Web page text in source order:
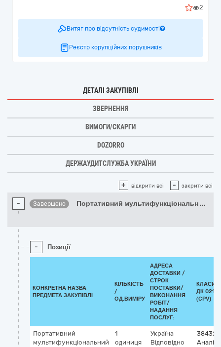
2
Витяг про відсутність судимості
Реєстр корупційних порушників
ДЕТАЛІ ЗАКУПІВЛІ
ЗВЕРНЕННЯ
ВИМОГИ/СКАРГИ
DOZORRO
ДЕРЖАУДИТСЛУЖБА УКРАЇНИ
+ відкрити всі - закрити всі
- Завершено Портативний мультифункціональн ...
- Позиції
КОНКРЕТНА НАЗВА
ПРЕДМЕТА ЗАКУПІВЛІ
КІЛЬКІСТЬ
/
ОД.ВИМІРУ
АДРЕСА
ДОСТАВКИ /
СТРОК
ПОСТАВКИ/
ВИКОНАННЯ
РОБІТ/
НАДАННЯ
ПОСЛУГ:
ДК
(CPV)
Портативний
мультифункціональний
1
одиниця
Україна
Відповідно